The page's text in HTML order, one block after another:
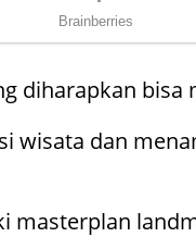
diharapkan bisa
wisata dan
masterplan